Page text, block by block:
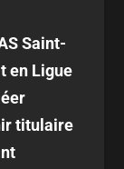
Saint-
en Ligue
titulaire